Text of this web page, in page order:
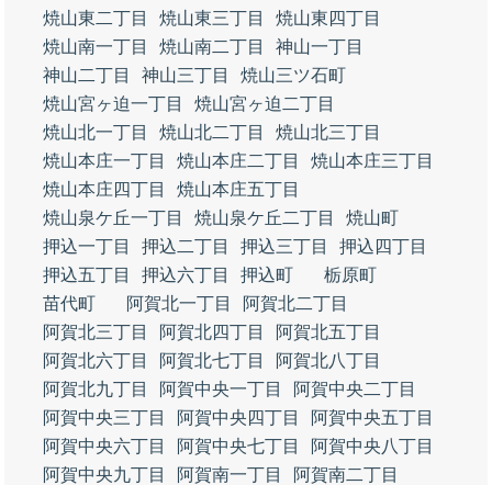
焼山東二丁目
焼山東三丁目
焼山東四丁目
焼山南一丁目
焼山南二丁目
神山一丁目
神山二丁目
神山三丁目
焼山三ツ石町
焼山宮ヶ迫一丁目
焼山宮ヶ迫二丁目
焼山北一丁目
焼山北二丁目
焼山北三丁目
焼山本庄一丁目
焼山本庄二丁目
焼山本庄三丁目
焼山本庄四丁目
焼山本庄五丁目
焼山泉ケ丘一丁目
焼山泉ケ丘二丁目
焼山町
押込一丁目
押込二丁目 押込三丁目
押込四丁目
押込五丁目
押込六丁目 押込町
栃原町
苗代町
阿賀北一丁目
阿賀北二丁目
阿賀北三丁目
阿賀北四丁目
阿賀北五丁目
阿賀北六丁目
阿賀北七丁目
阿賀北八丁目
阿賀北九丁目
阿賀中央一丁目
阿賀中央二丁目
阿賀中央三丁目
阿賀中央四丁目
阿賀中央五丁目
阿賀中央六丁目
阿賀中央七丁目
阿賀中央八丁目
阿賀中央九丁目
阿賀南一丁目
阿賀南二丁目